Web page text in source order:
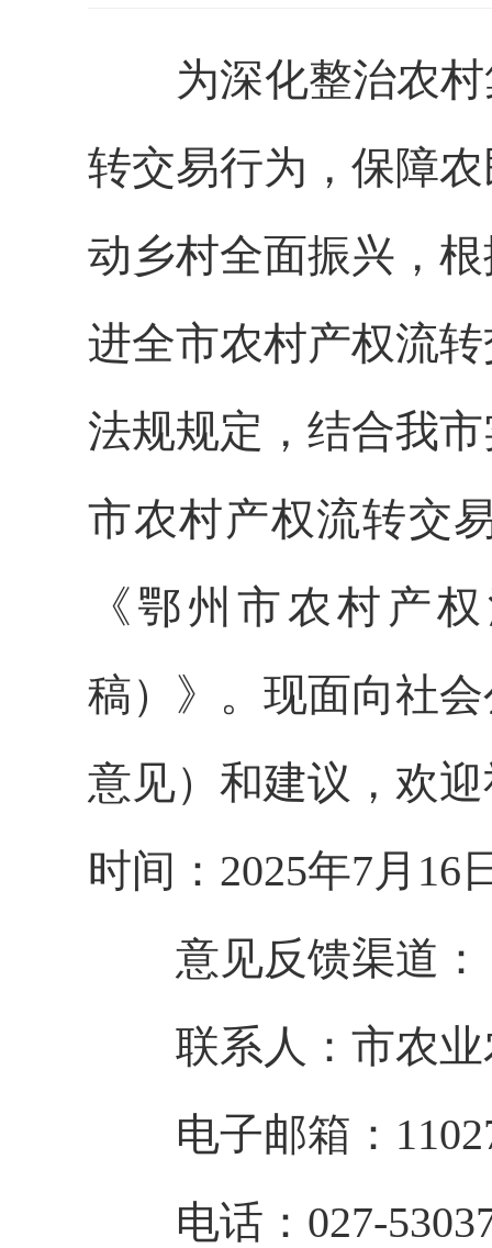
为深化整治农
转交易行为，保障
动乡村全面振兴，
进全市农村产权流
法规规定，结合我
市农村产权流转交
《鄂州市农村产
稿）》。现面向社
意见） 和建议，欢
时间： 2025年7月16
意见反馈渠道：
联系人：市农
电子邮箱：
电话： 027-